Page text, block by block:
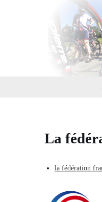
La
la fédération